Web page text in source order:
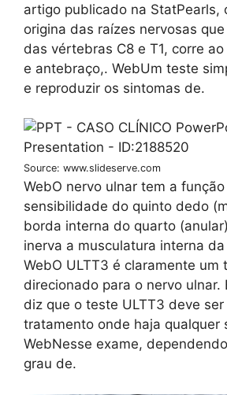
artigo publicado na StatPearls,
origina das raízes nervosas
das vértebras C8 e T1, corre
e antebraço,. WebUm teste
e reproduzir os sintomas de.
Source: www.slideserve.com
WebO nervo ulnar tem a
sensibilidade do quinto dedo
borda interna do quarto
inerva a musculatura interna
WebO ULTT3 é claramente um
direcionado para o nervo ulnar.
diz que o teste ULTT3 deve
tratamento onde haja qualquer
WebNesse exame,
grau de.